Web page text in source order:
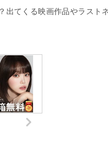
てくる映画作品やラスト